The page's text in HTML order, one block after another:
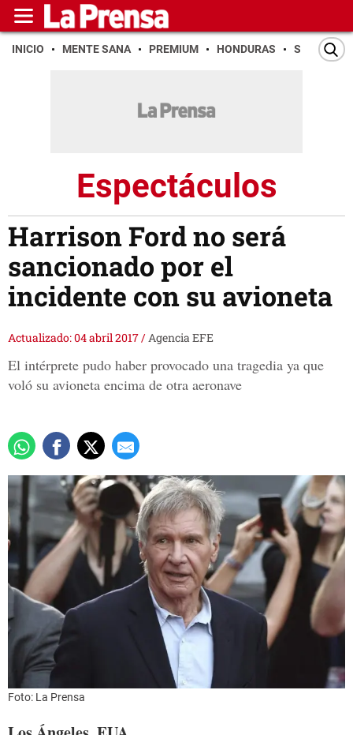
INICIO MENTE SANA PREMIUM HONDURAS SAN PEDRO
Espectáculos
Harrison Ford no será
sancionado por el
incidente con su avioneta
Actualizado: 04 abril 2017/Agencia EFE
El intérprete pudo haber provocado una tragedia ya que
voló su avioneta encima de otra aeronave
Foto: La Prensa